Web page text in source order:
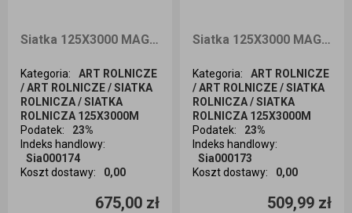
Siatka 125X3000 MAGNAT PREMIUM
Kategoria:
ART ROLNICZE
/ ART ROLNICZE / SIATKA
ROLNICZA / SIATKA
ROLNICZA 125X3000M
Podatek:
23%
Indeks handlowy:
Sia000174
Koszt dostawy: 0,00
675,00 zł
Ilość sztuk
Siatka 125X3000 MAGNAT
Kategoria:
ART ROLNICZE
/ ART ROLNICZE / SIATKA
ROLNICZA / SIATKA
ROLNICZA 125X3000M
Podatek:
23%
Indeks handlowy:
Sia000173
Koszt dostawy: 0,00
509,99 zł
Ilość sztuk